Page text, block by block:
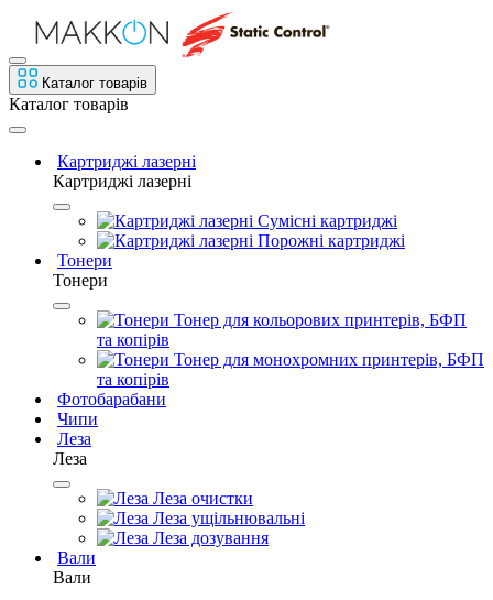
Каталог товарів
Каталог товарів
Картриджі лазерні
Картриджі лазерні
Сумісні картриджі
Порожні картриджі
Тонери
Тонери
Тонер для кольорових принтерів, БФП
та копірів
Тонер для монохромних принтерів, БФП
та копірів
Фотобарабани
Чипи
Леза
Леза
Леза очистки
Леза ущільнювальні
Леза дозування
Вали
Вали